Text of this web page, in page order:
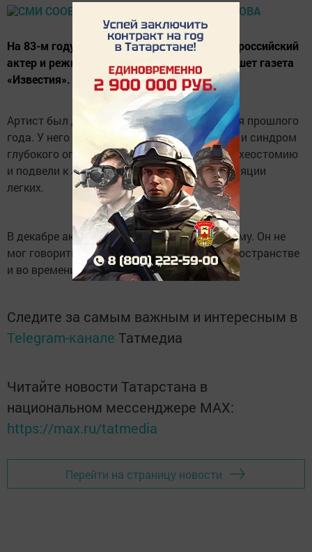
На 83-м году жизни скончался советский и российский
актер и режиссер Олег Табаков. Об этом пишет газета
«Известия».
Артист был доставлен в больницу 27 ноября прошлого
года. У него были диагностированы сепсис и синдром
глубокого оглушения. Табакову провели трахеостомию
и подвели к аппарату искусственной вентиляции
легких.
В декабре актера ввели в искусственную кому. Он не
мог говорить, но сохранял ориентацию в пространстве
и во времени.
Следите за самым важным и интересным в
Telegram-канале Татмедиа
Читайте новости Татарстана в
национальном мессенджере MАХ:
https://max.ru/tatmedia
Перейти на страницу новости